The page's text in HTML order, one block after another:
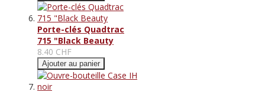
Porte-clés Quadtrac
715 "Black Beauty
8.40 CHF
Ajouter au panier